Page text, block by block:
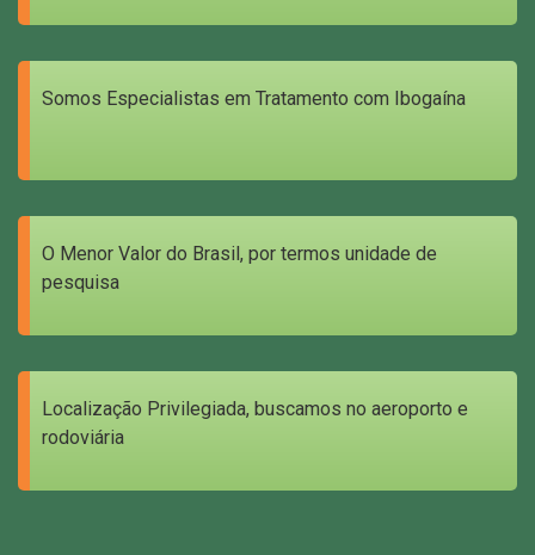
Somos Especialistas em Tratamento com Ibogaína
O Menor Valor do Brasil, por termos unidade de
pesquisa
Localização Privilegiada, buscamos no aeroporto e
rodoviária